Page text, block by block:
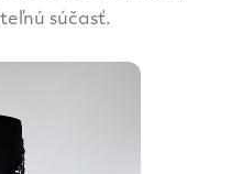
súčasť.